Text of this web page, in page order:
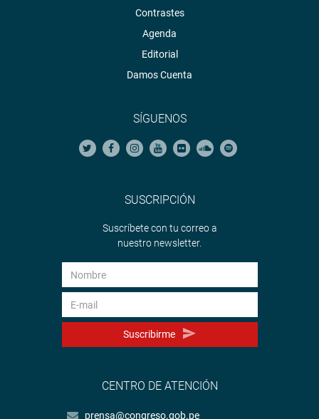
Contrastes
Agenda
Editorial
Damos Cuenta
SÍGUENOS
SUSCRIPCIÓN
Suscríbete con tu correo a
nuestro newsletter.
Suscribirme
CENTRO DE ATENCIÓN
prensa@congreso.gob.pe